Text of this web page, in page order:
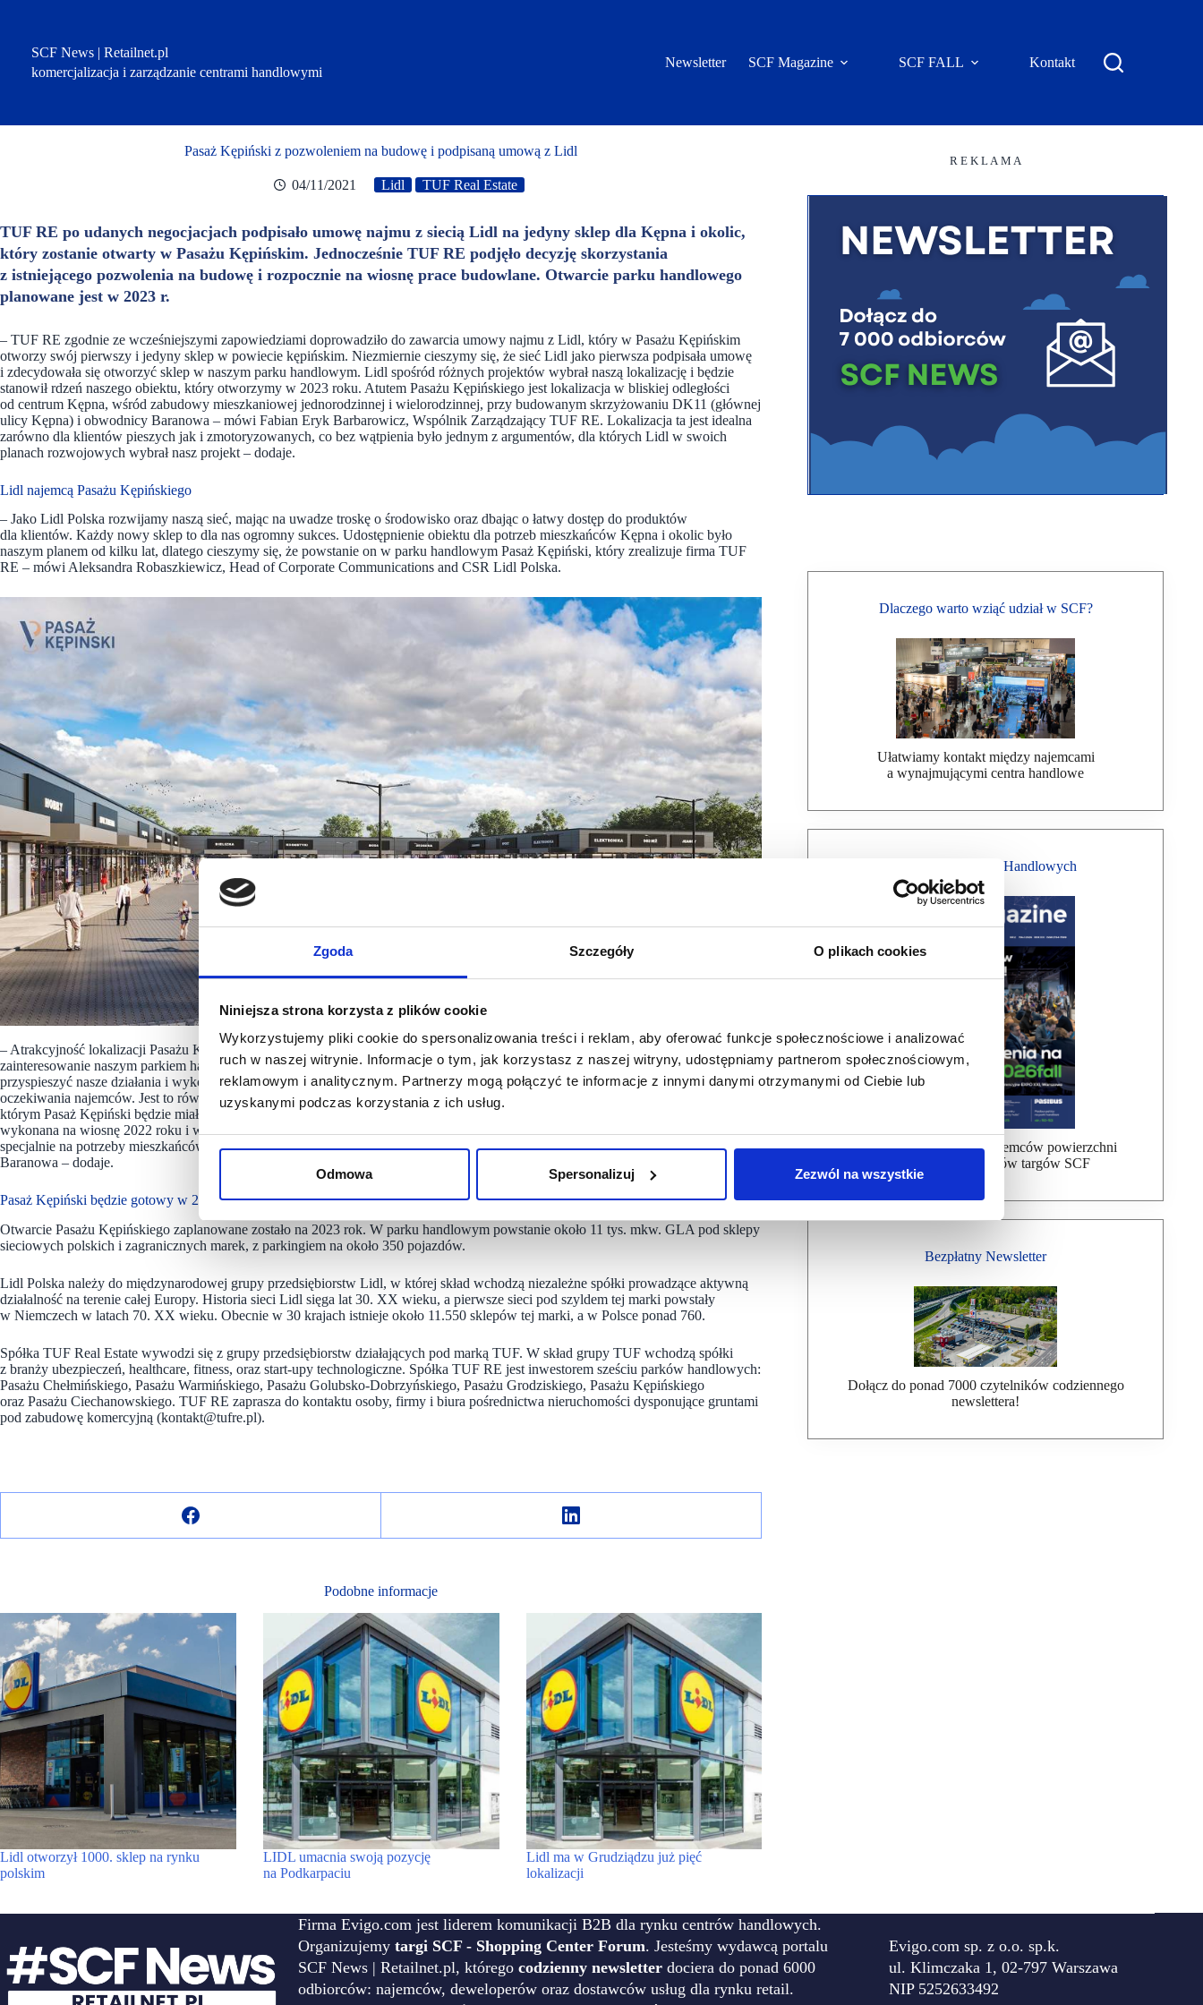
Zgoda Szczegóły O plikach cookies
Niniejsza strona korzysta z plików cookie
Wykorzystujemy pliki cookie do spersonalizowania treści i reklam, aby oferować funkcje społecznościowe i analizować
ruch w naszej witrynie. Informacje o tym, jak korzystasz z naszej witryny, udostępniamy partnerom społecznościowym,
reklamowym i analitycznym. Partnerzy mogą połączyć te informacje z innymi danymi otrzymanymi od Ciebie lub
uzyskanymi podczas korzystania z ich usług.
Odmowa Spersonalizuj Zezwól na wszystkie
SCF News | Retailnet.pl
komercjalizacja i zarządzanie centrami handlowymi
Newsletter SCF Magazine SCF FALL Kontakt
Pasaż Kępiński z pozwoleniem na budowę i podpisaną umową z Lidl
04/11/2021 Lidl TUF Real Estate
TUF RE po udanych negocjacjach podpisało umowę najmu z siecią Lidl na jedyny sklep dla Kępna i okolic,
który zostanie otwarty w Pasażu Kępińskim. Jednocześnie TUF RE podjęło decyzję skorzystania
z istniejącego pozwolenia na budowę i rozpocznie na wiosnę prace budowlane. Otwarcie parku handlowego
planowane jest w 2023 r.
– TUF RE zgodnie ze wcześniejszymi zapowiedziami doprowadziło do zawarcia umowy najmu z Lidl, który w Pasażu Kępińskim
otworzy swój pierwszy i jedyny sklep w powiecie kępińskim. Niezmiernie cieszymy się, że sieć Lidl jako pierwsza podpisała umowę
i zdecydowała się otworzyć sklep w naszym parku handlowym. Lidl spośród różnych projektów wybrał naszą lokalizację i będzie
stanowił rdzeń naszego obiektu, który otworzymy w 2023 roku. Atutem Pasażu Kępińskiego jest lokalizacja w bliskiej odległości
od centrum Kępna, wśród zabudowy mieszkaniowej jednorodzinnej i wielorodzinnej, przy budowanym skrzyżowaniu DK11 (głównej
ulicy Kępna) i obwodnicy Baranowa – mówi Fabian Eryk Barbarowicz, Wspólnik Zarządzający TUF RE. Lokalizacja ta jest idealna
zarówno dla klientów pieszych jak i zmotoryzowanych, co bez wątpienia było jednym z argumentów, dla których Lidl w swoich
planach rozwojowych wybrał nasz projekt – dodaje.
Lidl najemcą Pasażu Kępińskiego
– Jako Lidl Polska rozwijamy naszą sieć, mając na uwadze troskę o środowisko oraz dbając o łatwy dostęp do produktów
dla klientów. Każdy nowy sklep to dla nas ogromny sukces. Udostępnienie obiektu dla potrzeb mieszkańców Kępna i okolic było
naszym planem od kilku lat, dlatego cieszymy się, że powstanie on w parku handlowym Pasaż Kępiński, który zrealizuje firma TUF
RE – mówi Aleksandra Robaszkiewicz, Head of Corporate Communications and CSR Lidl Polska.
Pasaż Kępiński
– Atrakcyjność lokalizacji Pasażu Kępińskiego oraz pozyskanie tak znaczącego operatora spożywczego, spowodowało bardzo duże
zainteresowanie naszym parkiem handlowym wśród najemców – mówi Fabian Eryk Barbarowicz . Zdecydowaliśmy zatem
przyspieszyć nasze działania i wykorzystać istniejące pozwolenie na budowę poprzedniego inwestora, żeby szybciej spełnić
oczekiwania najemców. Jest to również skorelowane z rozpoczętą budową skrzyżowania i przebudową drogi krajowej, dzięki
którym Pasaż Kępiński będzie miał zapewnioną komunikację z głównymi arteriami drogowymi. Inwestycja drogowa zostanie
wykonana na wiosnę 2022 roku i w tym czasie rozpoczniemy roboty budowlane związane z budową parku handlowego. Ponadto
specjalnie na potrzeby mieszkańców wybudujemy fragment drogi gminnej wraz z mostem, które zostaną połączone z obwodnicą
Baranowa – dodaje.
Pasaż Kępiński będzie gotowy w 2023 roku
Otwarcie Pasażu Kępińskiego zaplanowane zostało na 2023 rok. W parku handlowym powstanie około 11 tys. mkw. GLA pod sklepy
sieciowych polskich i zagranicznych marek, z parkingiem na około 350 pojazdów.
Lidl Polska należy do międzynarodowej grupy przedsiębiorstw Lidl, w której skład wchodzą niezależne spółki prowadzące aktywną
działalność na terenie całej Europy. Historia sieci Lidl sięga lat 30. XX wieku, a pierwsze sieci pod szyldem tej marki powstały
w Niemczech w latach 70. XX wieku. Obecnie w 30 krajach istnieje około 11.550 sklepów tej marki, a w Polsce ponad 760.
Spółka TUF Real Estate wywodzi się z grupy przedsiębiorstw działających pod marką TUF. W skład grupy TUF wchodzą spółki
z branży ubezpieczeń, healthcare, fitness, oraz start-upy technologiczne. Spółka TUF RE jest inwestorem sześciu parków handlowych:
Pasażu Chełmińskiego, Pasażu Warmińskiego, Pasażu Golubsko-Dobrzyńskiego, Pasażu Grodziskiego, Pasażu Kępińskiego
oraz Pasażu Ciechanowskiego. TUF RE zaprasza do kontaktu osoby, firmy i biura pośrednictwa nieruchomości dysponujące gruntami
pod zabudowę komercyjną (kontakt@tufre.pl).
Podobne informacje
Lidl otworzył 1000. sklep na rynku
polskim
LIDL umacnia swoją pozycję
na Podkarpaciu
Lidl ma w Grudziądzu już pięć
lokalizacji
R E K L A M A
Dlaczego warto wziąć udział w SCF?
Ułatwiamy kontakt między najemcami
a wynajmującymi centra handlowe
Magazyn Centrów Handlowych
Bezpłatna wysyłka dla najemców powierzchni
handlowej, uczestników targów SCF
Bezpłatny Newsletter
Dołącz do ponad 7000 czytelników codziennego
newslettera!
Firma Evigo.com jest liderem komunikacji B2B dla rynku centrów handlowych.
Organizujemy targi SCF - Shopping Center Forum. Jesteśmy wydawcą portalu
SCF News | Retailnet.pl, którego codzienny newsletter dociera do ponad 6000
odbiorców: najemców, deweloperów oraz dostawców usług dla rynku retail.
Evigo.com sp. z o.o. sp.k.
ul. Klimczaka 1, 02-797 Warszawa
NIP 5252633492